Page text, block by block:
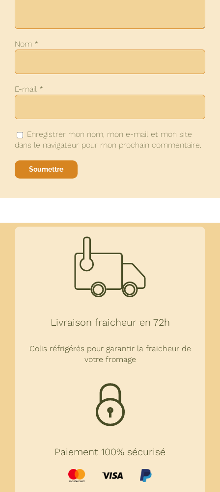
Nom *
E-mail *
Enregistrer mon nom, mon e-mail et mon site
dans le navigateur pour mon prochain commentaire.
Livraison fraicheur en 72h
Colis réfrigérés pour garantir la fraicheur de
votre fromage
Paiement 100% sécurisé